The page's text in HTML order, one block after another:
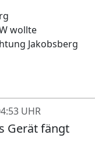
wollte
Jakobsberg
UHR
Gerät fängt